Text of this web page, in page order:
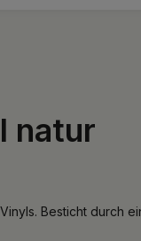
natur
Besticht durch